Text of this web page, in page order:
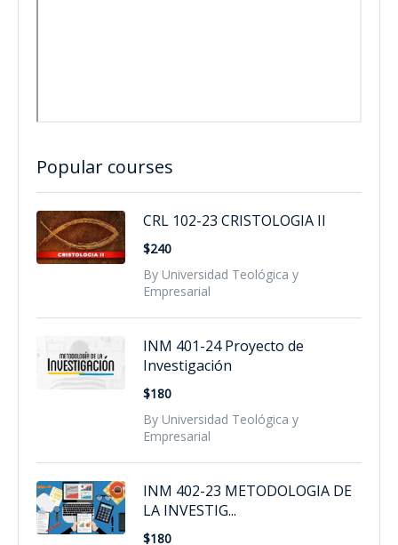
Popular courses
CRL 102-23 CRISTOLOGIA II
$240
By Universidad Teológica y
Empresarial
INM 401-24 Proyecto de
Investigación
$180
By Universidad Teológica y
Empresarial
INM 402-23 METODOLOGIA DE
LA INVESTIG...
$180